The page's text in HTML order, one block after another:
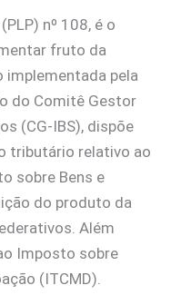
nº 108, é o
fruto da
implementada pela
do Comitê Gestor
(CG-IBS), dispõe
tributário relativo ao
sobre Bens e
do produto da
Além
Imposto sobre
(ITCMD).